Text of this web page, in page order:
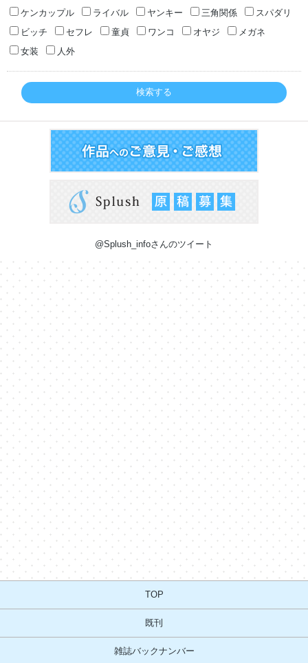
ケンカップル
ライバル ヤンキー 三角関係
スパダリ
ビッチ
セフレ 童貞 ワンコ オヤジ
メガネ
女装
人外
検索する
@Splush_infoさんのツイート
TOP
既刊
雑誌バックナンバー